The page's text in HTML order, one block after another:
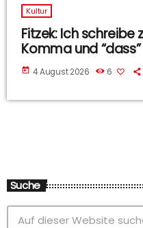
Kultur
Fitzek: Ich schreibe
Komma und “dass”
today 4 August 2026 6
Suche